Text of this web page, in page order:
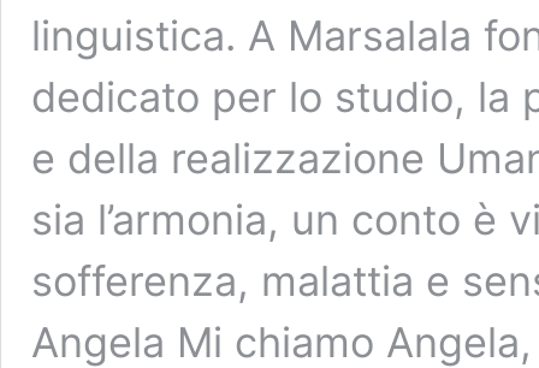
linguistica. A Marsalala
dedicato per lo studio, la
e della realizzazione
sia l’armonia, un conto è
sofferenza, malattia e
Angela Mi chiamo